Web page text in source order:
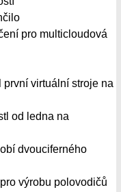
pro multicloudová
virtuální stroje na
od ledna na
dvouciferného
výrobu polovodičů